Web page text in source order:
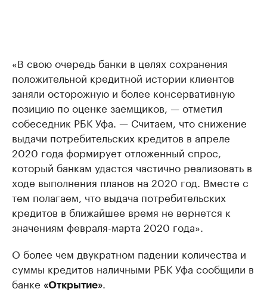
«В свою очередь банки в целях сохранения
положительной кредитной истории клиентов
заняли осторожную и более консервативную
позицию по оценке заемщиков, — отметил
собеседник РБК Уфа. — Считаем, что снижение
выдачи потребительских кредитов в апреле
2020 года формирует отложенный спрос,
который банкам удастся частично реализовать в
ходе выполнения планов на 2020 год. Вместе с
тем полагаем, что выдача потребительских
кредитов в ближайшее время не вернется к
значениям февраля-марта 2020 года».
О более чем двукратном падении количества и
суммы кредитов наличными РБК Уфа сообщили в
банке «Открытие».